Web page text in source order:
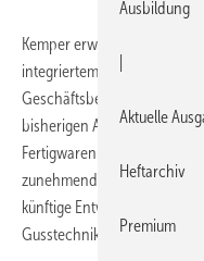
Kemper erweitert den
integriertem
Geschäftsbereich
bisherigen
Fertigwaren- und
zunehmende Platzmangel
künftige Entwicklung der
Gusstechnik machen den
Ausbildung
Aktuelle
Heftarchiv
Premium